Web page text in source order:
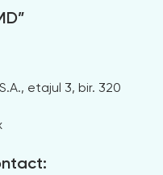
etajul 3, bir. 320